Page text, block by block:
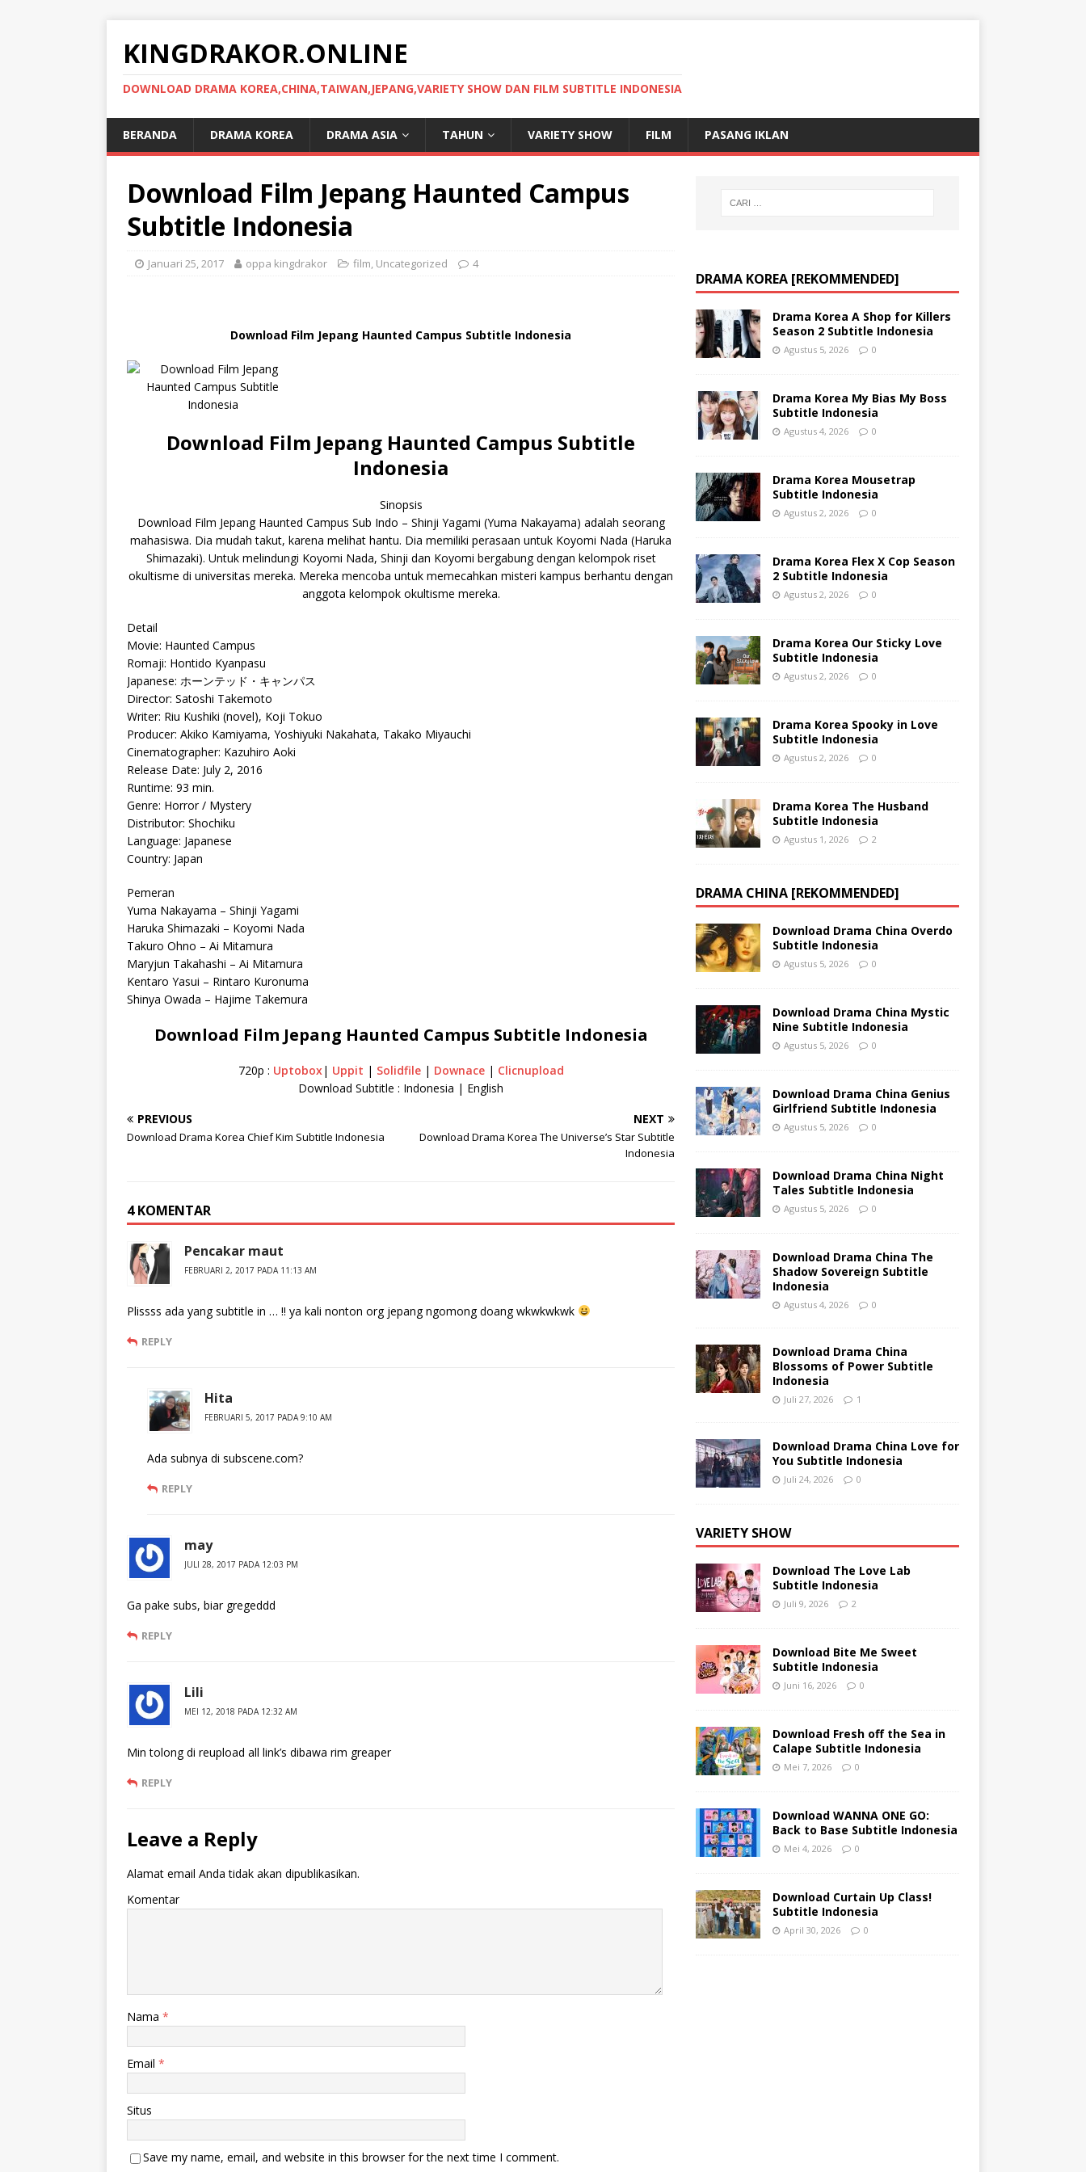
KINGDRAKOR.ONLINE
DOWNLOAD DRAMA KOREA,CHINA,TAIWAN,JEPANG,VARIETY SHOW DAN FILM SUBTITLE INDONESIA
BERANDA DRAMA KOREA DRAMA ASIA TAHUN VARIETY SHOW FILM PASANG IKLAN
Download Film Jepang Haunted Campus
Subtitle Indonesia
Januari 25, 2017 oppa kingdrakor film, Uncategorized 4
Download Film Jepang Haunted Campus Subtitle Indonesia
Download Film Jepang Haunted Campus Subtitle
Indonesia
Sinopsis
Download Film Jepang Haunted Campus Sub Indo – Shinji Yagami (Yuma Nakayama) adalah seorang
mahasiswa. Dia mudah takut, karena melihat hantu. Dia memiliki perasaan untuk Koyomi Nada (Haruka
Shimazaki). Untuk melindungi Koyomi Nada, Shinji dan Koyomi bergabung dengan kelompok riset
okultisme di universitas mereka. Mereka mencoba untuk memecahkan misteri kampus berhantu dengan
anggota kelompok okultisme mereka.
Detail
Movie: Haunted Campus
Romaji: Hontido Kyanpasu
Japanese: ホーンテッド・キャンパス
Director: Satoshi Takemoto
Writer: Riu Kushiki (novel), Koji Tokuo
Producer: Akiko Kamiyama, Yoshiyuki Nakahata, Takako Miyauchi
Cinematographer: Kazuhiro Aoki
Release Date: July 2, 2016
Runtime: 93 min.
Genre: Horror / Mystery
Distributor: Shochiku
Language: Japanese
Country: Japan
Pemeran
Yuma Nakayama – Shinji Yagami
Haruka Shimazaki – Koyomi Nada
Takuro Ohno – Ai Mitamura
Maryjun Takahashi – Ai Mitamura
Kentaro Yasui – Rintaro Kuronuma
Shinya Owada – Hajime Takemura
Download Film Jepang Haunted Campus Subtitle Indonesia
720p : Uptobox| Uppit | Solidfile| Downace| Clicnupload
Download Subtitle : Indonesia | English
PREVIOUS
Download Drama Korea Chief Kim Subtitle Indonesia
NEXT
Download Drama Korea The Universe’s Star Subtitle
Indonesia
4 KOMENTAR
Pencakar maut
FEBRUARI 2, 2017 PADA 11:13 AM
Plissss ada yang subtitle in … !! ya kali nonton org jepang ngomong doang wkwkwkwk
REPLY
Hita
FEBRUARI 5, 2017 PADA 9:10 AM
Ada subnya di subscene.com?
REPLY
may
JULI 28, 2017 PADA 12:03 PM
Ga pake subs, biar gregeddd
REPLY
Lili
MEI 12, 2018 PADA 12:32 AM
Min tolong di reupload all link’s dibawa rim greaper
REPLY
Leave a Reply
Alamat email Anda tidak akan dipublikasikan.
Komentar
Nama *
Email *
Situs
Save my name, email, and website in this browser for the next time I comment.
DRAMA KOREA [REKOMMENDED]
Drama Korea A Shop for Killers
Season 2 Subtitle Indonesia
Agustus 5, 2026 0
Drama Korea My Bias My Boss
Subtitle Indonesia
Agustus 4, 2026 0
Drama Korea Mousetrap
Subtitle Indonesia
Agustus 2, 2026 0
Drama Korea Flex X Cop Season
2 Subtitle Indonesia
Agustus 2, 2026 0
Drama Korea Our Sticky Love
Subtitle Indonesia
Agustus 2, 2026 0
Drama Korea Spooky in Love
Subtitle Indonesia
Agustus 2, 2026 0
Drama Korea The Husband
Subtitle Indonesia
Agustus 1, 2026 2
DRAMA CHINA [REKOMMENDED]
Download Drama China Overdo
Subtitle Indonesia
Agustus 5, 2026 0
Download Drama China Mystic
Nine Subtitle Indonesia
Agustus 5, 2026 0
Download Drama China Genius
Girlfriend Subtitle Indonesia
Agustus 5, 2026 0
Download Drama China Night
Tales Subtitle Indonesia
Agustus 5, 2026 0
Download Drama China The
Shadow Sovereign Subtitle
Indonesia
Agustus 4, 2026 0
Download Drama China
Blossoms of Power Subtitle
Indonesia
Juli 27, 2026 1
Download Drama China Love for
You Subtitle Indonesia
Juli 24, 2026 0
VARIETY SHOW
Download The Love Lab
Subtitle Indonesia
Juli 9, 2026 2
Download Bite Me Sweet
Subtitle Indonesia
Juni 16, 2026 0
Download Fresh off the Sea in
Calape Subtitle Indonesia
Mei 7, 2026 0
Download WANNA ONE GO:
Back to Base Subtitle Indonesia
Mei 4, 2026 0
Download Curtain Up Class!
Subtitle Indonesia
April 30, 2026 0